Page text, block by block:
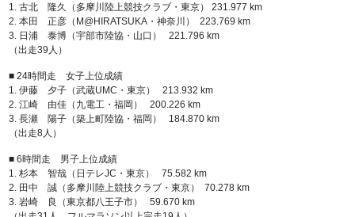
1. 古北 隆久（多摩川陸上競技クラブ・東京） 231.977 km
2. 本田 正彦（M@HIRATSUKA・神奈川） 223.769 km
3. 日浦 泰博（宇部市陸協・山口） 221.796 km
（出走39人）
■ 24時間走 女子上位成績
1. 伊藤 夕子（武蔵UMC・東京） 213.932 km
2. 江崎 由佳（九電工・福岡） 200.226 km
3. 長瀬 陽子（築上町陸協・福岡） 184.870 km
（出走8人）
■ 6時間走 男子上位成績
1. 杉本 智哉（日テレJC・東京） 75.582 km
2. 田中 誠（多摩川陸上競技クラブ・東京） 70.278 km
3. 岩崎 良（東京都八王子市） 59.670 km